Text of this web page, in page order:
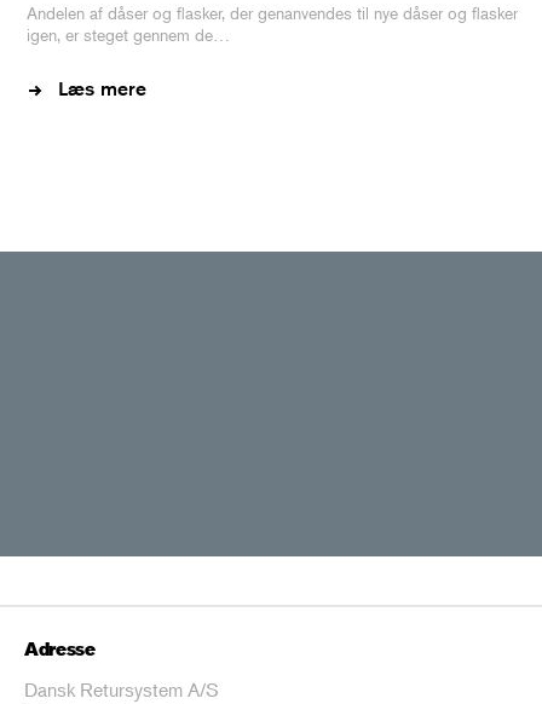
Andelen af dåser og flasker, der genanvendes til nye dåser og flasker
igen, er steget gennem de…
Læs mere
Adresse
Dansk Retursystem A/S